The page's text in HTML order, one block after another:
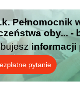
Pełnomocnik
oby...
informacji
pytanie